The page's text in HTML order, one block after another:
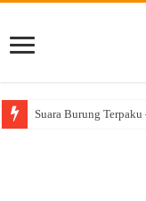
Suara Burung